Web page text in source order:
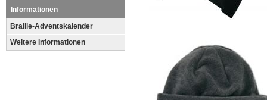
Informationen
Braille-Adventskalender
Weitere Informationen